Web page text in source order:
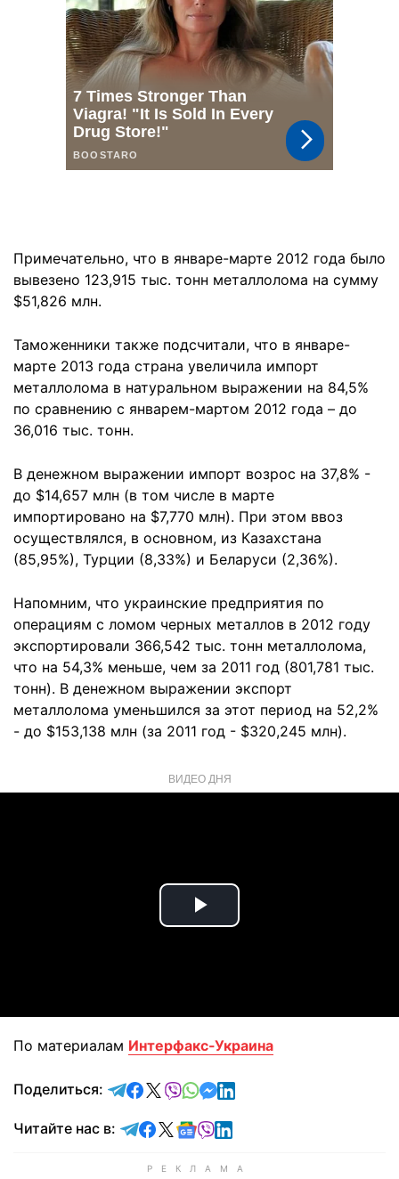
Примечательно, что в январе-марте 2012 года было
вывезено 123,915 тыс. тонн металлолома на сумму
$51,826 млн.
Таможенники также подсчитали, что в январе-
марте 2013 года страна увеличила импорт
металлолома в натуральном выражении на 84,5%
по сравнению с январем-мартом 2012 года – до
36,016 тыс. тонн.
В денежном выражении импорт возрос на 37,8% -
до $14,657 млн (в том числе в марте
импортировано на $7,770 млн). При этом ввоз
осуществлялся, в основном, из Казахстана
(85,95%), Турции (8,33%) и Беларуси (2,36%).
Напомним, что украинские предприятия по
операциям с ломом черных металлов в 2012 году
экспортировали 366,542 тыс. тонн металлолома,
что на 54,3% меньше, чем за 2011 год (801,781 тыс.
тонн). В денежном выражении экспорт
металлолома уменьшился за этот период на 52,2%
- до $153,138 млн (за 2011 год - $320,245 млн).
ВИДЕО ДНЯ
Play
По материалам Интерфакс-Украина
Поделиться: отправить в Telegram
поделиться в Facebook
поделиться в X
отправить в Viber
отправить в Whatsapp
отправить в Messenger
отправить в LinkedIn
Читайте нас в: Читайте в Telegram
Читайте в Facebook
Читайте в X
Читайте в Google news
Читайте в Viber
Читайте в LinkedIn